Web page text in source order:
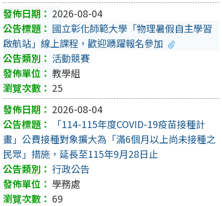
2026-08-04
國立彰化師範大學「物理暑假自主學習
啟航站」線上課程，歡迎踴躍報名參加
活動競賽
教學組
25
2026-08-04
「114-115年度COVID-19疫苗接種計
畫」公費接種對象擴大為「滿6個月以上尚未接種之
民眾」措施，延長至115年9月28日止
行政公告
學務處
69